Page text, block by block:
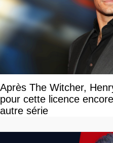
Après The Witcher,
pour cette licence
autre série